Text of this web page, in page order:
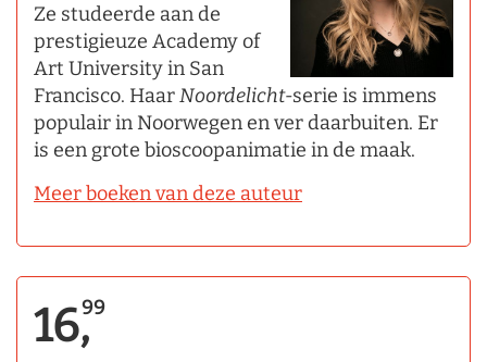
Ze studeerde aan de
prestigieuze Academy of
Art University in San
Francisco. HaarNoordelicht-serie is immens
populair in Noorwegen en ver daarbuiten. Er
is een grote bioscoopanimatie in de maak.
Meer boeken van deze auteur
16,99